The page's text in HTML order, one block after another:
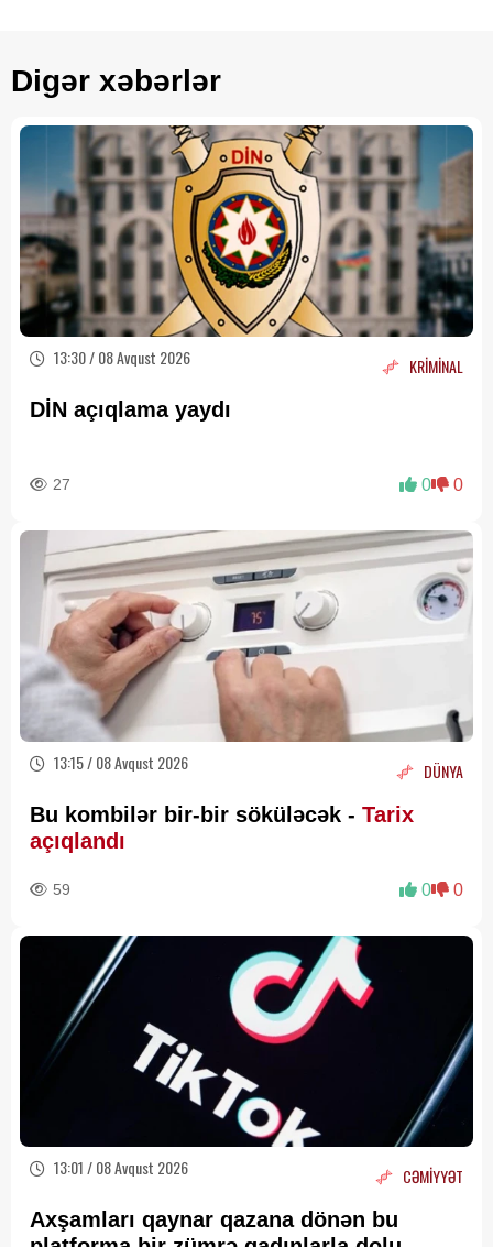
Digər xəbərlər
13:30 / 08 Avqust 2026 KRİMİNAL
DİN açıqlama yaydı
27 0 0
13:15 / 08 Avqust 2026 DÜNYA
Bu kombilər bir-bir söküləcək - Tarix
açıqlandı
59 0 0
13:01 / 08 Avqust 2026 CƏMİYYƏT
Axşamları qaynar qazana dönən bu